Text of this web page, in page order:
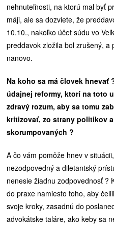
nehnuteľnosti, na ktorú mal byť
máji, ale sa dozviete, že
10.10., nakoľko účet súdu vo
preddavok zložila bol zrušený,
nanovo.
Na koho sa má človek hnevať
údajnej reformy, ktorí na toto
zdravý rozum, aby sa tomu
kritizovať, zo strany politikov
skorumpovaných ?
A čo vám pomôže hnev v
nezodpovedný a diletantský
nenesie žiadnu zodpovednosť ?
do praxe namiesto toho, aby
svoje kroky, zasadnú do
advokátske taláre, ako keby sa